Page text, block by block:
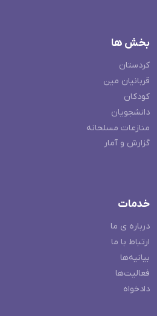
بخش ها
کردستان
قربانیان مین
کودکان
دانشجویان
منازعات مسلحانه
گزارش و آمار
خدمات
درباره ی ما
ارتباط با ما
بیانیه‌ها
فعالیت‌ها
دادخواه